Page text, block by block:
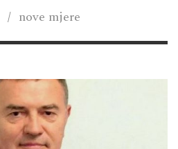
/ nove mjere